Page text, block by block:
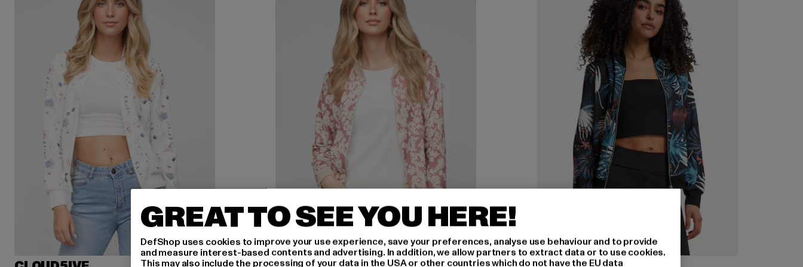
GREAT TO SEE YOU HERE!
DefShop uses cookies to improve your use experience, save your preferences, analyse use behaviour and to provide
and measure interest-based contents and advertising. In addition, we allow partners to extract data or to use cookies.
This may also include the processing of your data in the USA or other countries which do not have the EU data